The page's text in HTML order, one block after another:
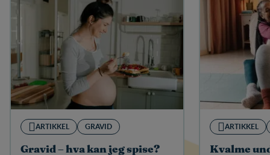
ARTIKKEL GRAVID
Gravid – hva kan jeg spise?
ARTIKKEL
Kvalme